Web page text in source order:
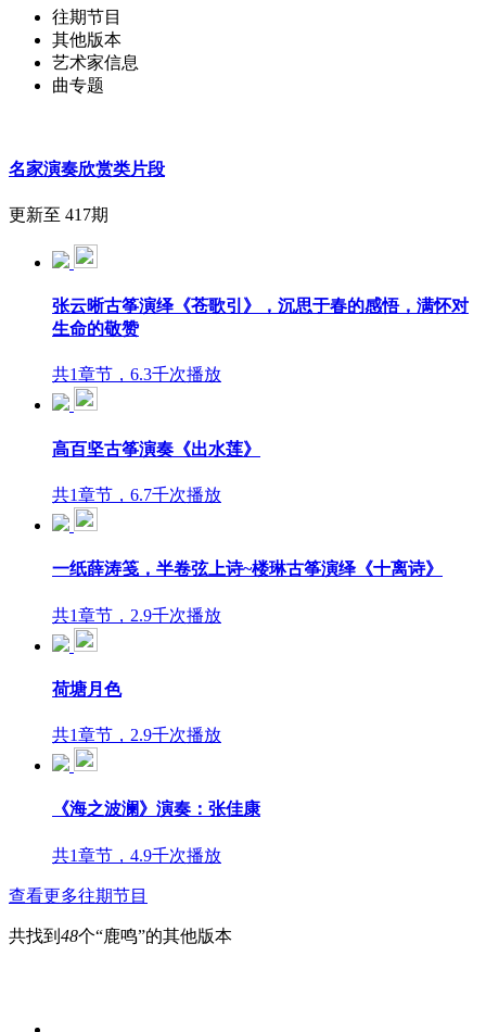
往期节目
其他版本
艺术家信息
曲专题
名家演奏欣赏类片段
更新至 417期
张云晰古筝演绎《苍歌引》，沉思于春的感悟，满怀对
生命的敬赞
共1章节，6.3千次播放
高百坚古筝演奏《出水莲》
共1章节，6.7千次播放
一纸薛涛笺，半卷弦上诗~楼琳古筝演绎《十离诗》
共1章节，2.9千次播放
荷塘月色
共1章节，2.9千次播放
《海之波澜》演奏：张佳康
共1章节，4.9千次播放
查看更多往期节目
共找到 48个“鹿鸣”的其他版本